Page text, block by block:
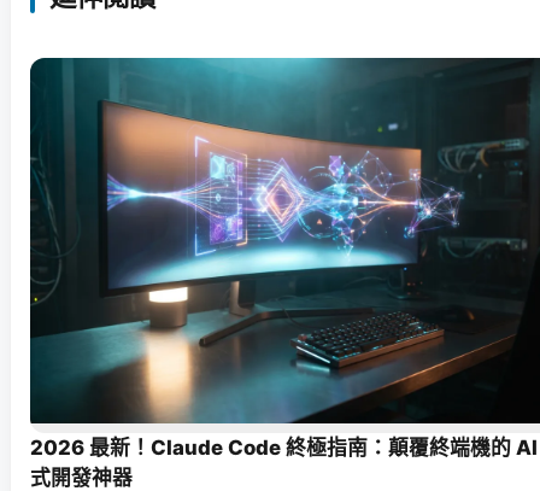
2026 最新！Claude Code 終極指南：顛覆終端機的
式開發神器